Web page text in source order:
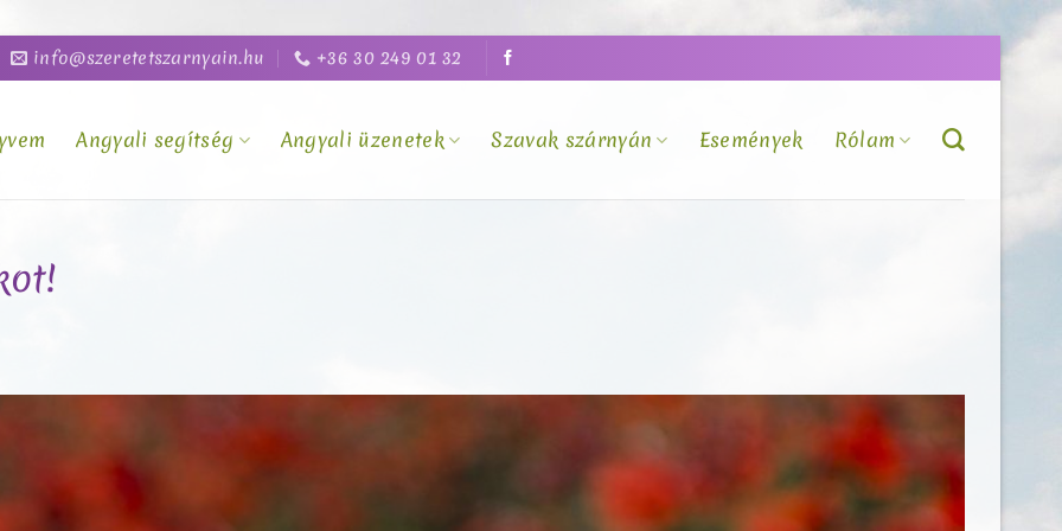
info@szeretetszarnyain.hu +36 30 249 01 32
Angyali segítség Angyali üzenetek Szavak szárnyán Események Rólam